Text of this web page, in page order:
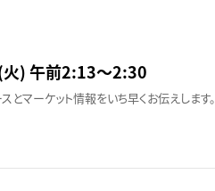
) 午前2:13〜2:30
とマーケット情報をいち早くお伝えします。